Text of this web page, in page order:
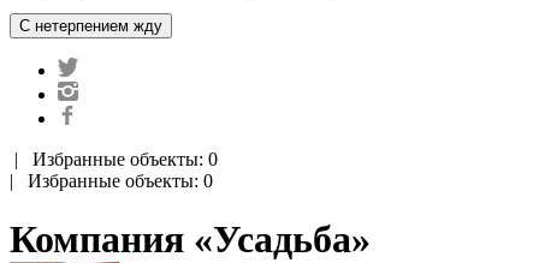
| Избранные объекты: 0
| Избранные объекты: 0
Компания «Усадьба»